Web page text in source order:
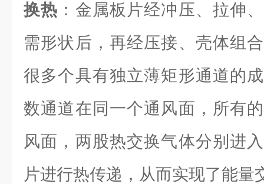
换热 ：金属板片经冲压、拉伸
需形状后，再经压接、壳体组
很多个具有独立薄矩形通道的
数通道在同一个通风面，所有
风面，两股热交换气体分别进
片进行热传递，从而实现了能量